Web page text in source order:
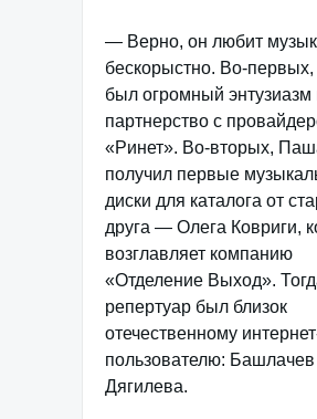
— Верно, он любит
бескорыстно. Во-первых,
был огромный энтузиазм
партнерство с
«Ринет». Во-вторых,
получил первые
диски для каталога от
друга — Олега Ковриги,
возглавляет компанию
«Отделение Выход».
репертуар был близок
отечественному
пользователю:
Дягилева.